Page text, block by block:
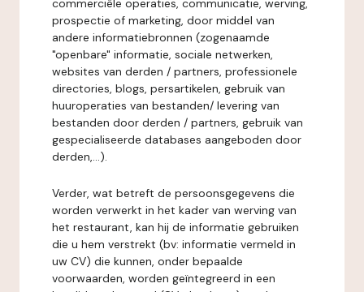
commerciële operaties, communicatie, werving,
prospectie of marketing, door middel van
andere informatiebronnen (zogenaamde
"openbare" informatie, sociale netwerken,
websites van derden / partners, professionele
directories, blogs, persartikelen, gebruik van
huuroperaties van bestanden/ levering van
bestanden door derden / partners, gebruik van
gespecialiseerde databases aangeboden door
derden,...).
Verder, wat betreft de persoonsgegevens die
worden verwerkt in het kader van werving van
het restaurant, kan hij de informatie gebruiken
die u hem verstrekt (bv: informatie vermeld in
uw CV) die kunnen, onder bepaalde
voorwaarden, worden geïntegreerd in een